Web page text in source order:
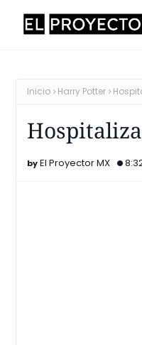
Inicio Harry Potter
El Proyector MX